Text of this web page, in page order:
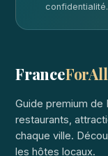
confidentialité.
FranceForAll
Guide premium de
restaurants,
chaque ville.
les hôtes locaux.